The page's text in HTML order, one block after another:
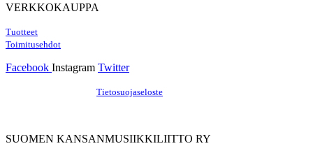
VERKKOKAUPPA
Tuotteet
Toimitusehdot
Facebook Instagram Twitter
Tietosuojaseloste
SUOMEN KANSANMUSIIKKILIITTO RY